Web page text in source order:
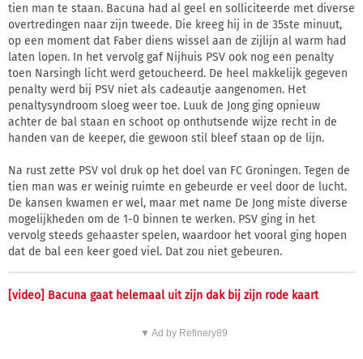
tien man te staan. Bacuna had al geel en solliciteerde met diverse
overtredingen naar zijn tweede. Die kreeg hij in de 35ste minuut,
op een moment dat Faber diens wissel aan de zijlijn al warm had
laten lopen. In het vervolg gaf Nijhuis PSV ook nog een penalty
toen Narsingh licht werd getoucheerd. De heel makkelijk gegeven
penalty werd bij PSV niet als cadeautje aangenomen. Het
penaltysyndroom sloeg weer toe. Luuk de Jong ging opnieuw
achter de bal staan en schoot op onthutsende wijze recht in de
handen van de keeper, die gewoon stil bleef staan op de lijn.
Na rust zette PSV vol druk op het doel van FC Groningen. Tegen de
tien man was er weinig ruimte en gebeurde er veel door de lucht.
De kansen kwamen er wel, maar met name De Jong miste diverse
mogelijkheden om de 1-0 binnen te werken. PSV ging in het
vervolg steeds gehaaster spelen, waardoor het vooral ging hopen
dat de bal een keer goed viel. Dat zou niet gebeuren.
[video] Bacuna gaat helemaal uit zijn dak bij zijn rode kaart
▼ Ad by Refinery89